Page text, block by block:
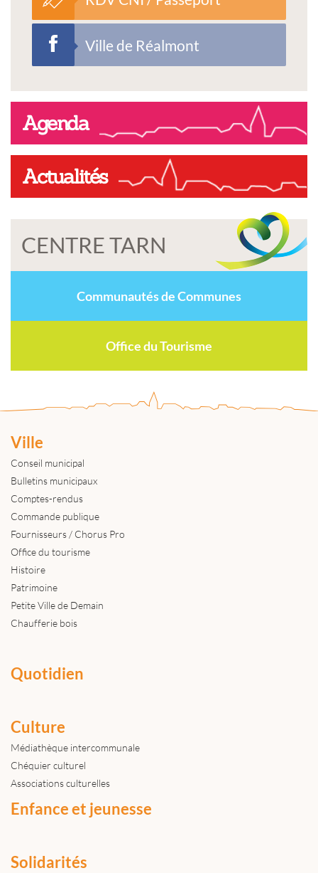
Ville de Réalmont
Agenda
Actualités
CENTRE TARN
Communautés de Communes
Office du Tourisme
Ville
Conseil municipal
Bulletins municipaux
Comptes-rendus
Commande publique
Fournisseurs / Chorus Pro
Office du tourisme
Histoire
Patrimoine
Petite Ville de Demain
Chaufferie bois
Quotidien
Culture
Médiathèque intercommunale
Chéquier culturel
Associations culturelles
Enfance et jeunesse
Solidarités